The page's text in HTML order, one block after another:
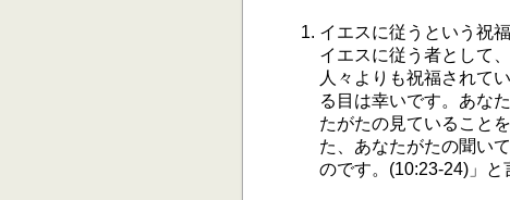
イエスに従うという祝福
イエスに従う者として
人々よりも祝福されて
る目は幸いです。あな
たがたの見ていること
た、あなたがたの聞い
のです。(10:23-24)」と